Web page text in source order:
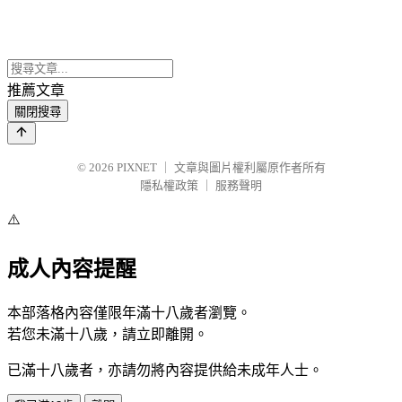
推薦文章
關閉搜尋
© 2026 PIXNET
文章與圖片權利屬原作者所有
隱私權政策
服務聲明
⚠️
成人內容提醒
本部落格內容僅限年滿十八歲者瀏覽。
若您未滿十八歲，請立即離開。
已滿十八歲者，亦請勿將內容提供給未成年人士。